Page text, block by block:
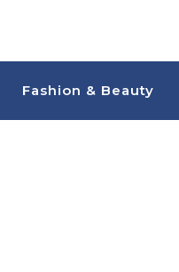
Fashion & Beauty